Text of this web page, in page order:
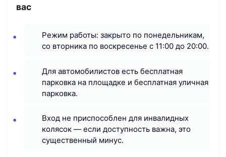
вас
Режим работы: закрыто по понедельникам,
со вторника по воскресенье с 11:00 до 20:00.
Для автомобилистов есть бесплатная
парковка на площадке и бесплатная уличная
парковка.
Вход не приспособлен для инвалидных
колясок — если доступность важна, это
существенный минус.